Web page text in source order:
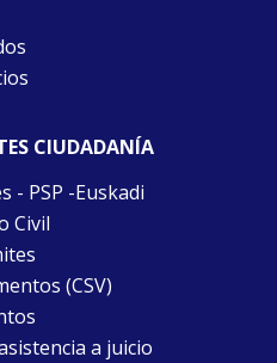
CIUDADANÍA
- PSP -Euskadi
Civil
(CSV)
a juicio